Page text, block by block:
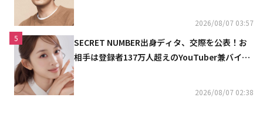
2026/08/07 03:57
5
SECRET NUMBER出身ディタ、交際を公表！お
相手は登録者137万人超えのYouTuber兼バイオ
2026/08/07 02:38